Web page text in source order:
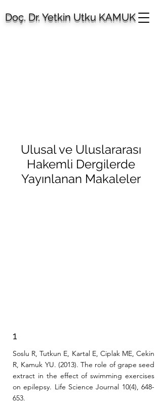
Doç. Dr. Yetkin Utku KAMUK
Ulusal ve Uluslararası
Hakemli Dergilerde
Yayınlanan Makaleler
1
Soslu R, Tutkun E, Kartal E, Ciplak ME, Cekin
R, Kamuk YU. (2013). The role of grape seed
extract in the effect of swimming exercises
on epilepsy. Life Science Journal 10(4), 648-
653.